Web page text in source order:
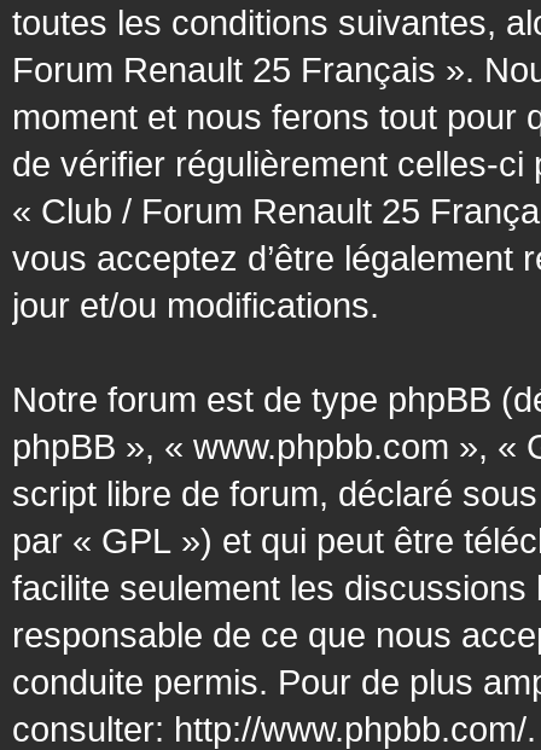
toutes les conditions suivantes,
Forum Renault 25 Français ».
moment et nous ferons tout pour
de vérifier régulièrement celles-ci
« Club / Forum Renault 25
vous acceptez d’être légalement
jour et/ou modifications.
Notre forum est de type phpBB
phpBB », « www.phpbb.com », «
script libre de forum, déclaré
par « GPL ») et qui peut être
facilite seulement les
responsable de ce que nous
conduite permis. Pour de plus
consulter: http://www.phpbb.com/.